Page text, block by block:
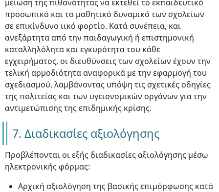
μείωση της πιθανότητας να εκτεθεί το εκπαιδευτικό
προσωπικό και το μαθητικό δυναμικό των σχολείων
σε επικίνδυνο ιικό φορτίο. Κατά συνέπεια, και
ανεξάρτητα από την παιδαγωγική ή επιστημονική
καταλληλόλητα και εγκυρότητα του κάθε
εγχειρήματος, οι διευθύνσεις των σχολείων έχουν την
τελική αρμοδιότητα αναφορικά με την εφαρμογή του
σχεδιασμού, λαμβάνοντας υπόψη τις σχετικές οδηγίες
της πολιτείας και των υγειονομικών οργάνων για την
αντιμετώπισης της επιδημικής κρίσης.
7. Διαδικασίες αξιολόγησης
Προβλέπονται οι εξής διαδικασίες αξιολόγησης μέσω
ηλεκτρονικής φόρμας:
Αρχική αξιολόγηση της βασικής επιμόρφωσης κατά